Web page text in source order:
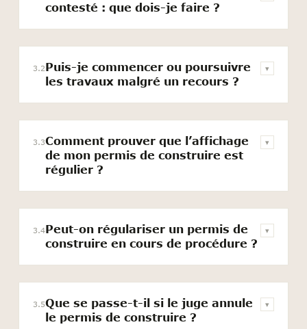
contesté : que dois-je faire ?
3.2Puis-je commencer ou poursuivre
les travaux malgré un recours ?
▾
3.3Comment prouver que l’affichage
de mon permis de construire est
régulier ?
▾
3.4Peut-on régulariser un permis de
construire en cours de procédure ?
▾
3.5Que se passe-t-il si le juge annule
le permis de construire ?
▾